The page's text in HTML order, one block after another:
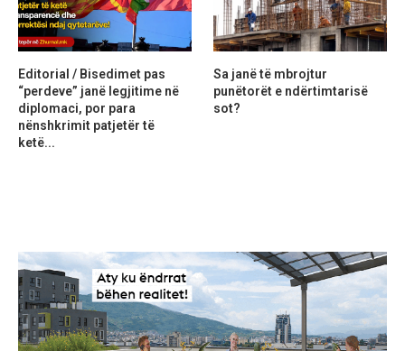
Editorial / Bisedimet pas
“perdeve” janë legjitime në
diplomaci, por para
nënshkrimit patjetër të
ketë...
Sa janë të mbrojtur
punëtorët e ndërtimtarisë
sot?